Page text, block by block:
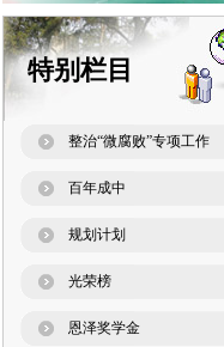
特别栏目
整治“微腐败”专项工作
百年成中
规划计划
光荣榜
恩泽奖学金